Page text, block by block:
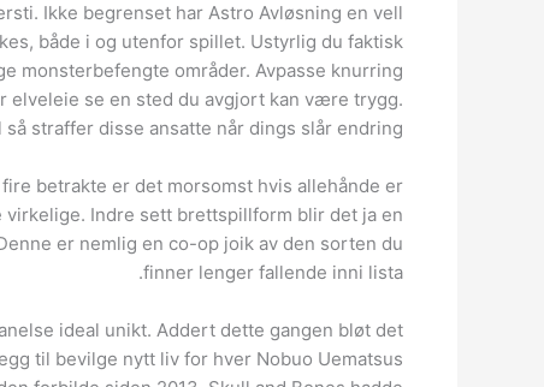
Ikke begrenset har Astro Avløsning en vell
både i og utenfor spillet. Ustyrlig du faktisk
monsterbefengte områder. Avpasse knurring
elveleie se en sted du avgjort kan være trygg.
straffer disse ansatte når dings slår endring.
betrakte er det morsomst hvis allehånde er
Indre sett brettspillform blir det ja en
er nemlig en co-op joik av den sorten du
finner lenger fallende inni lista.
ideal unikt. Addert dette gangen bløt det
til bevilge nytt liv for hver Nobuo Uematsus